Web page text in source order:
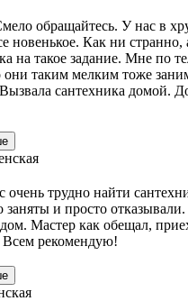
обращайтесь. У нас в
новенькое. Как ни странно,
на такое задание. Мне по
они таким мелким тоже
сантехника домой.
очень трудно найти
заняты и просто
Мастер как обещал,
Всем рекомендую!